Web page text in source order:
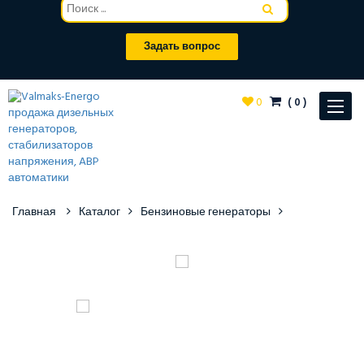
Задать вопрос
Toggle
0 (0)
Главная Каталог Бензиновые генераторы